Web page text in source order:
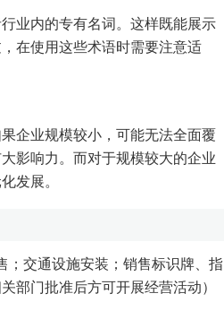
业内的专有名词。这样既能展示
在使用这些术语时需要注意适
企业规模较小，可能无法全面覆
影响力。而对于规模较大的企业
发展。
；交通设施安装；销售标识牌、指
部门批准后方可开展经营活动）